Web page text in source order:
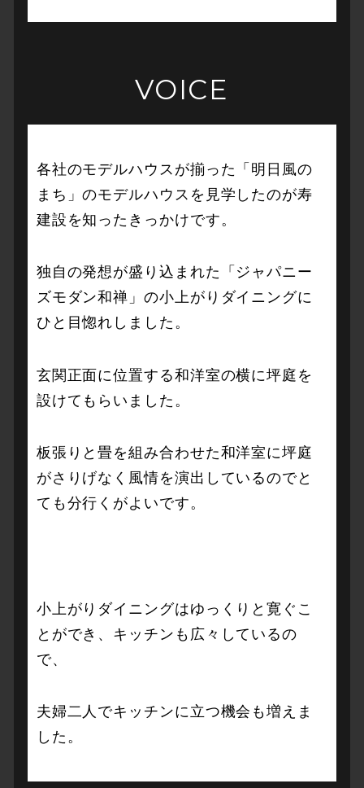
VOICE
各社のモデルハウスが揃った「明日風の
まち」のモデルハウスを見学したのが寿
建設を知ったきっかけです。
独自の発想が盛り込まれた「ジャパニー
ズモダン和禅」の小上がりダイニングに
ひと目惚れしました。
玄関正面に位置する和洋室の横に坪庭を
設けてもらいました。
板張りと畳を組み合わせた和洋室に坪庭
がさりげなく風情を演出しているのでと
ても分行くがよいです。
小上がりダイニングはゆっくりと寛ぐこ
とができ、キッチンも広々しているの
で、
夫婦二人でキッチンに立つ機会も増えま
した。